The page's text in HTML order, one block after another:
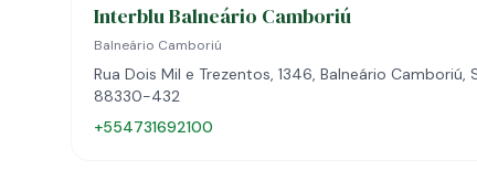
Interblu Balneário Camboriú
Balneário Camboriú
Rua Dois Mil e Trezentos, 1346, Balneário Camboriú,
88330-432
+554731692100